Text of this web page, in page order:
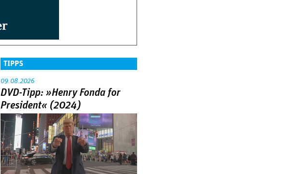
TIPPS
09.08.2026
DVD-Tipp: »Henry Fonda for
President« (2024)